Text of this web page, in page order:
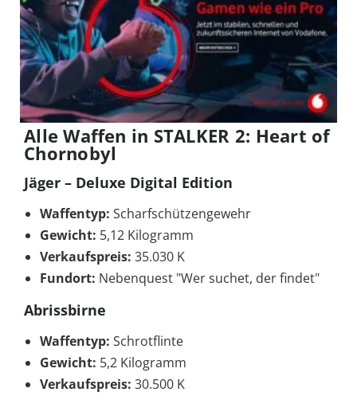
Alle Waffen in STALKER 2: Heart of
Chornobyl
Jäger – Deluxe Digital Edition
Waffentyp: Scharfschützengewehr
Gewicht: 5,12 Kilogramm
Verkaufspreis: 35.030 K
Fundort: Nebenquest "Wer suchet, der findet"
Abrissbirne
Waffentyp: Schrotflinte
Gewicht: 5,2 Kilogramm
Verkaufspreis: 30.500 K